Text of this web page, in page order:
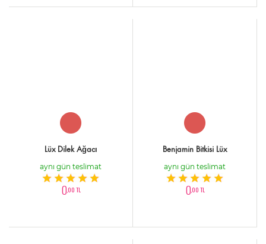
Lüx Dilek Ağacı
aynı gün teslimat
0,00 TL
Benjamin Bitkisi Lüx
aynı gün teslimat
0,00 TL